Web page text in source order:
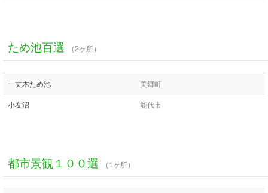
ため池百選 （2ヶ所）
一丈木ため池 美郷町
小友沼 能代市
都市景観１００選 （1ヶ所）